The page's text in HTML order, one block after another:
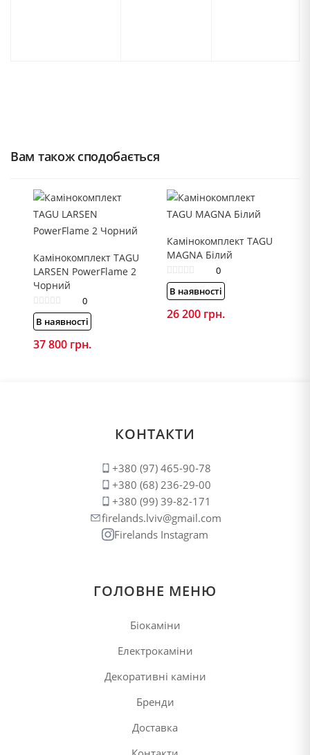
Вам також сподобається
Камінокомплект TAGU
LARSEN PowerFlame 2
Чорний
0
В наявності
37 800 грн.
Камінокомплект TAGU
MAGNA Білий
0
В наявності
26 200 грн.
КОНТАКТИ
+380 (97) 465-90-78
+380 (68) 236-29-00
+380 (99) 39-82-171
firelands.lviv@gmail.com
Firelands Instagram
ГОЛОВНЕ МЕНЮ
Біокаміни
Електрокаміни
Декоративні каміни
Бренди
Доставка